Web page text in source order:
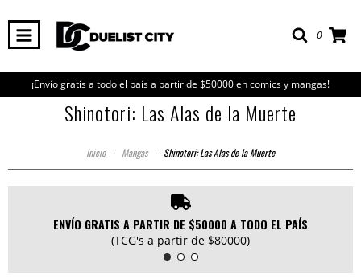
0
¡Envío gratis a todo el país a partir de $50000 en comics y mangas!
Shinotori: Las Alas de la Muerte
Inicio - Mangas - Shinotori: Las Alas de la Muerte
ENVÍO GRATIS A PARTIR DE $50000 A TODO EL PAÍS
(TCG's a partir de $80000)